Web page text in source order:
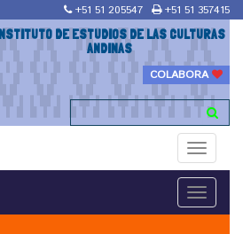
+51 51 205547 +51 51 357415
INSTITUTO DE ESTUDIOS DE LAS CULTURAS
ANDINAS
COLABORA
Toggle
Toggle